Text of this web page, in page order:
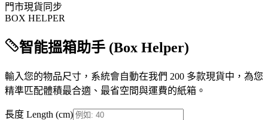
門市現貨同步
BOX HELPER
智能搵箱助手 (Box Helper)
輸入您的物品尺寸，系統會自動在我們 200 多款現貨中，為您
精準匹配體積最合適、最省空間與運費的紙箱。
長度 Length (cm)